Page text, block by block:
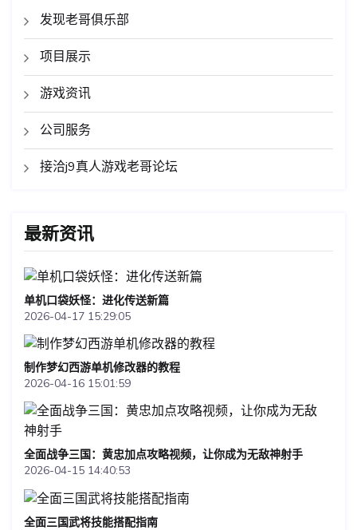
发现老哥俱乐部
项目展示
游戏资讯
公司服务
接洽j9真人游戏老哥论坛
最新资讯
单机口袋妖怪：进化传送新篇
2026-04-17 15:29:05
制作梦幻西游单机修改器的教程
2026-04-16 15:01:59
全面战争三国：黄忠加点攻略视频，让你成为无敌神射手
2026-04-15 14:40:53
全面三国武将技能搭配指南